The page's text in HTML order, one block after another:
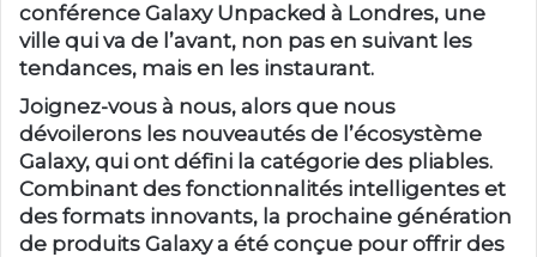
conférence Galaxy Unpacked à Londres, une
ville qui va de l’avant, non pas en suivant les
tendances, mais en les instaurant.
Joignez-vous à nous, alors que nous
dévoilerons les nouveautés de l’écosystème
Galaxy, qui ont défini la catégorie des pliables.
Combinant des fonctionnalités intelligentes et
des formats innovants, la prochaine génération
de produits Galaxy a été conçue pour offrir des